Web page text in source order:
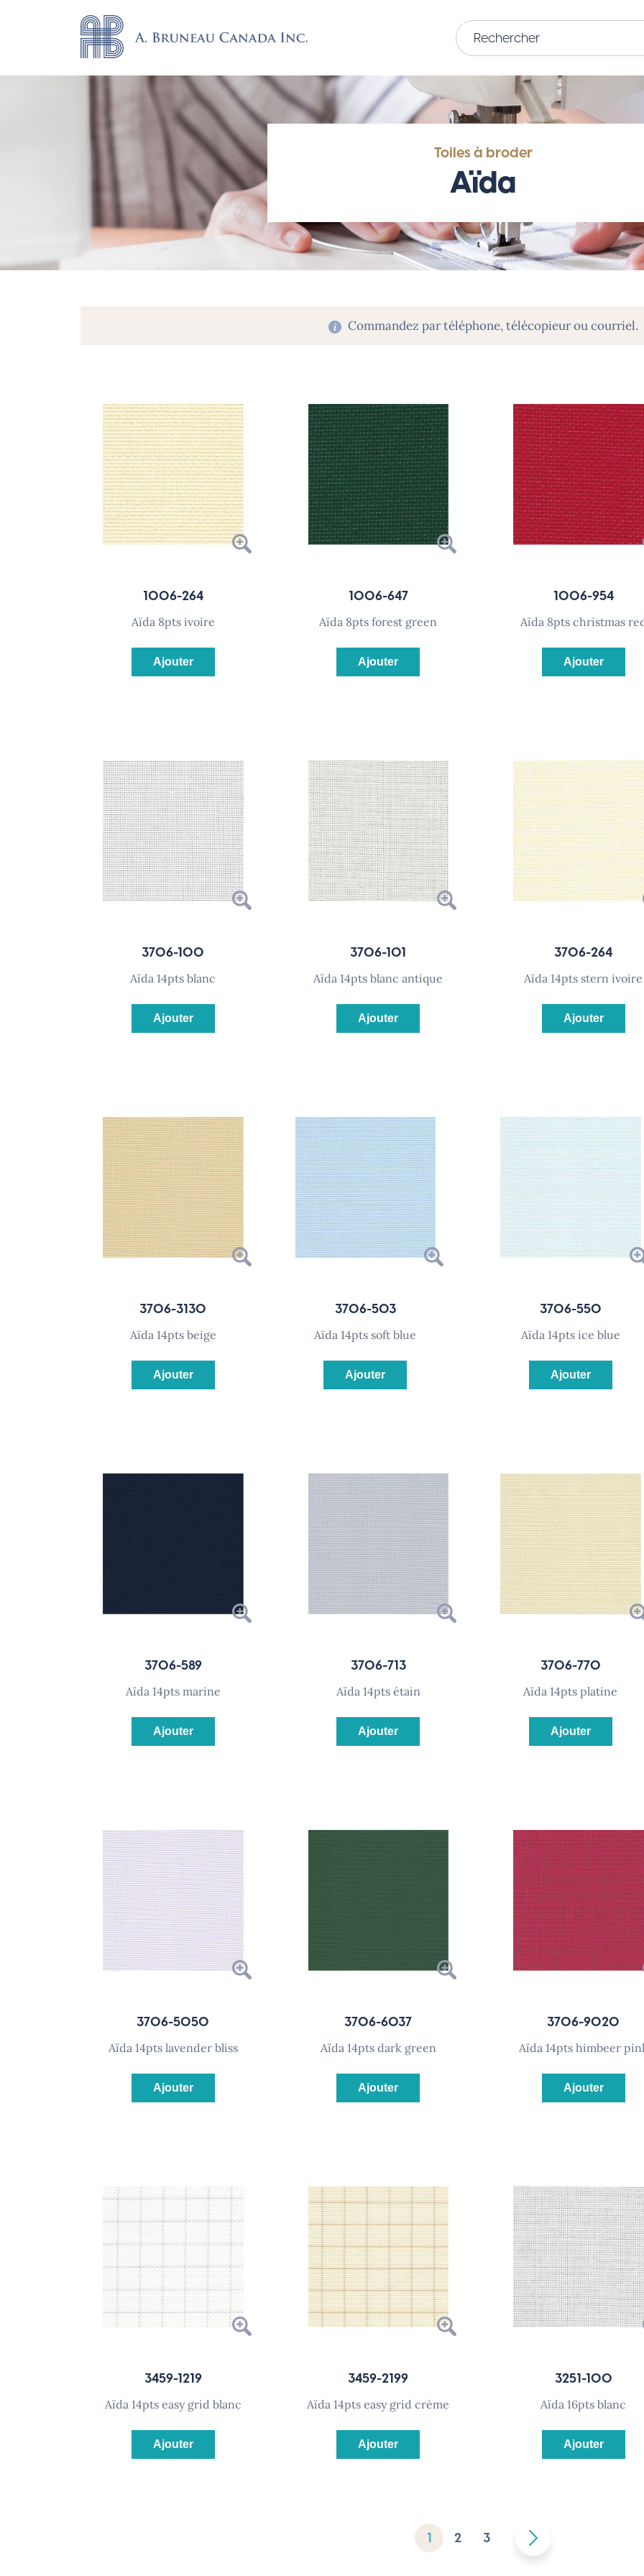
Toiles à broder
Aïda
Commandez par téléphone, télécopieur ou courriel.
1006-264
aïda 8pts ivoire
Ajouter
1006-647
aïda 8pts forest green
Ajouter
1006-954
aïda 8pts christmas
Ajouter
3706-100
aïda 14pts blanc
Ajouter
3706-101
aïda 14pts blanc antique
Ajouter
3706-264
aïda 14pts stern ivoire
Ajouter
3706-3130
aïda 14pts beige
Ajouter
3706-503
aïda 14pts soft blue
Ajouter
3706-550
aïda 14pts ice blue
Ajouter
3706-589
aïda 14pts marine
Ajouter
3706-713
aïda 14pts étain
Ajouter
3706-770
aïda 14pts platine
Ajouter
3706-5050
aïda 14pts lavender bliss
Ajouter
3706-6037
aïda 14pts dark green
Ajouter
3706-9020
aïda 14pts himbeer
Ajouter
3459-1219
aïda 14pts easy grid blanc
Ajouter
3459-2199
aïda 14pts easy grid crème
Ajouter
3251-100
aïda 16pts blanc
Ajouter
1 2 3